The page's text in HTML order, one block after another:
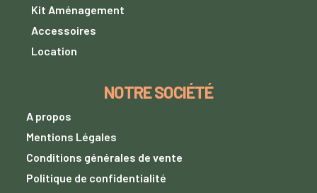
Kit Aménagement
Accessoires
Location
NOTRE SOCIÉTÉ
A propos
Mentions Légales
Conditions générales de vente
Politique de confidentialité